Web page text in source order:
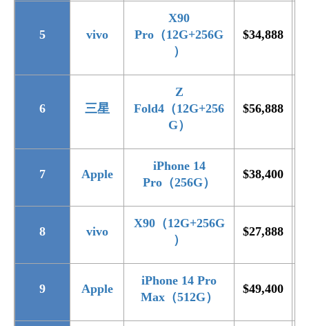
5 vivo
X90
Pro （12G+256G
）
$34,888
6 三星
Z
Fold4 （12G+256
G）
$56,888
7 Apple
iPhone 14
Pro （256G）
$38,400
8 vivo
X90（12G+256G
）
$27,888
9 Apple
iPhone 14 Pro
Max（512G）
$49,400